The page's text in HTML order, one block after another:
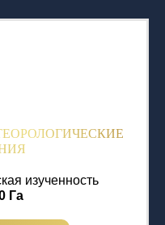
изученность
Га